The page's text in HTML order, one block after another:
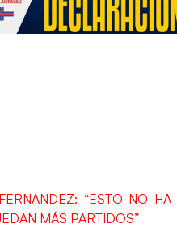
“ESTO NO HA
MÁS PARTIDOS”